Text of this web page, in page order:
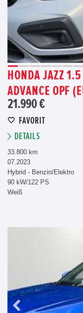
HONDA JAZZ
ADVANCE OPF
21.990 €
FAVORIT
DETAILS
33.800 km
07.2023
Hybrid - Benzin/Elektro
90 kW/122 PS
Weiß